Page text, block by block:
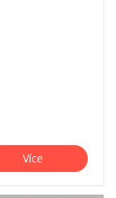
Více